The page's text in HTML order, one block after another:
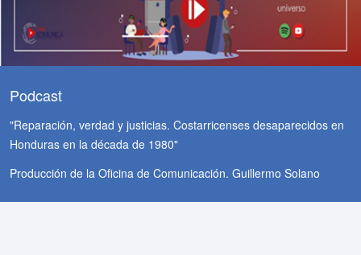
Podcast
"Reparación, verdad y justicias. Costarricenses desaparecidos en
Honduras en la década de 1980"
Producción de la Oficina de Comunicación. Guillermo Solano